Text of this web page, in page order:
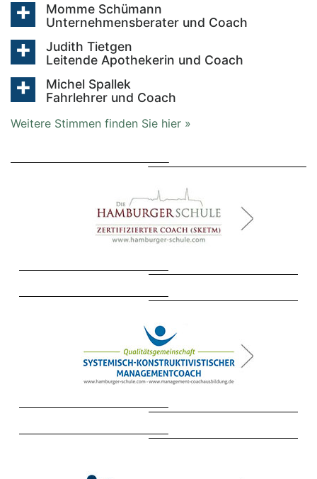
Momme Schümann
Unternehmensberater und Coach
Judith Tietgen
Leitende Apothekerin und Coach
Michel Spallek
Fahrlehrer und Coach
Weitere Stimmen finden Sie hier »